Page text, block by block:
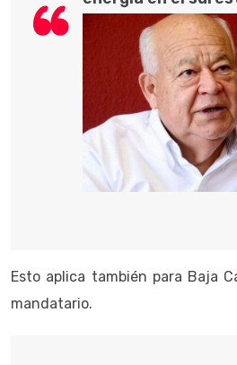
Esto aplica también para Baja
mandatario.